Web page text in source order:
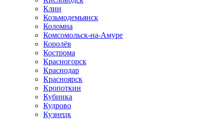
Клин
Козьмодемьянск
Коломна
Комсомольск-на-Амуре
Королёв
Кострома
Красногорск
Краснодар
Красноярск
Кропоткин
Кубинка
Кудрово
Кузнецк